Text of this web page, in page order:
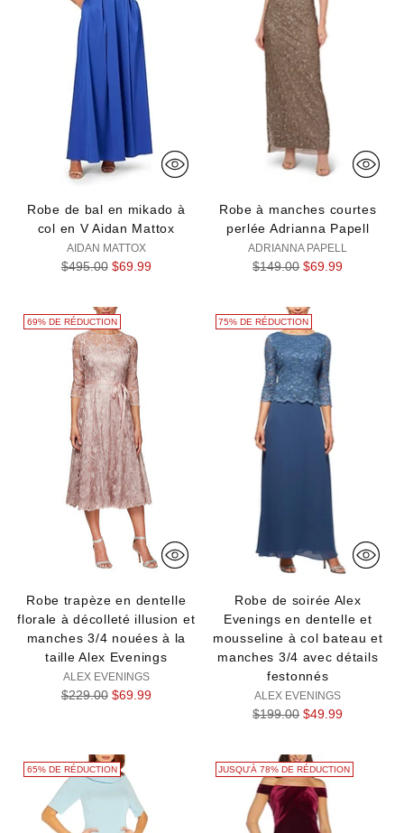
Robe de bal en mikado à
col en V Aidan Mattox
AIDAN MATTOX
Prix
$495.00 $69.99
Robe à manches courtes
perlée Adrianna Papell
ADRIANNA PAPELL
Prix
$149.00 $69.99
69% DE RÉDUCTION
Robe trapèze en dentelle
florale à décolleté illusion et
manches 3/4 nouées à la
taille Alex Evenings
ALEX EVENINGS
Prix
$229.00 $69.99
75% DE RÉDUCTION
Robe de soirée Alex
Evenings en dentelle et
mousseline à col bateau et
manches 3/4 avec détails
festonnés
ALEX EVENINGS
Prix
$199.00 $49.99
65% DE RÉDUCTION JUSQU'À 78% DE RÉDUCTION